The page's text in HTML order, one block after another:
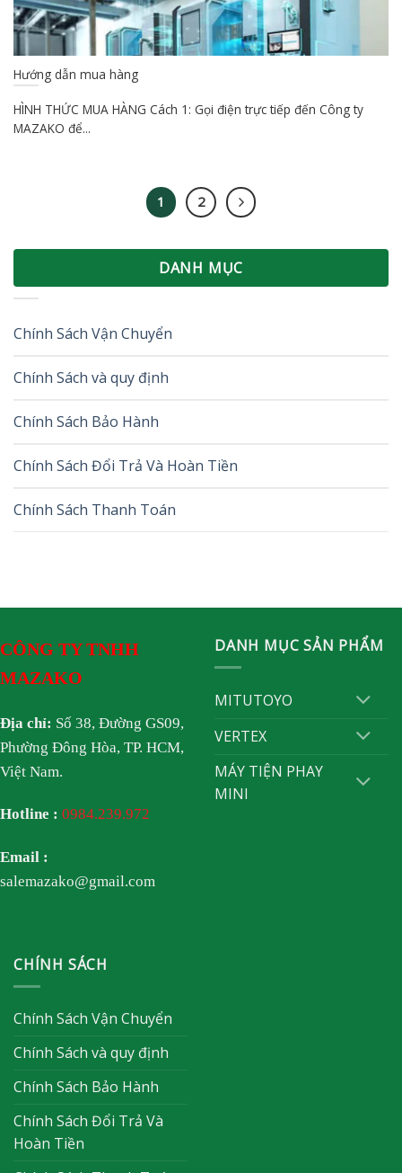
DANH MỤC
Chính Sách Vận Chuyển
Chính Sách và quy định
Chính Sách Bảo Hành
Chính Sách Đổi Trả Và Hoàn Tiền
Chính Sách Thanh Toán
Hướng dẫn mua hàng
HÌNH THỨC MUA HÀNG Cách 1: Gọi điện trực tiếp đến Công ty
MAZAKO để...
1 2
CÔNG TY TNHH
MAZAKO
Địa chỉ: Số 38, Đường GS09,
Phường Đông Hòa, TP. HCM,
Việt Nam.
Hotline : 0984.239.972
Email :
salemazako@gmail.com
DANH MỤC SẢN PHẨM
MITUTOYO
VERTEX
MÁY TIỆN PHAY
MINI
CHÍNH SÁCH
Chính Sách Vận Chuyển
Chính Sách và quy định
Chính Sách Bảo Hành
Chính Sách Đổi Trả Và
Hoàn Tiền